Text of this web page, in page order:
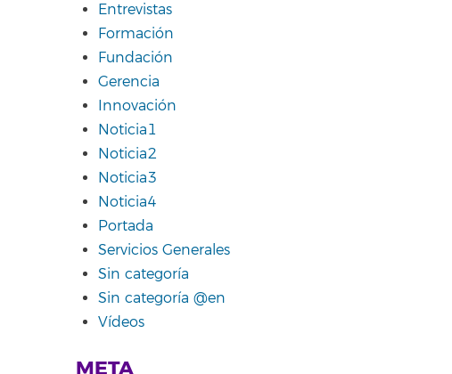
Entrevistas
Formación
Fundación
Gerencia
Innovación
Noticia1
Noticia2
Noticia3
Noticia4
Portada
Servicios Generales
Sin categoría
Sin categoría @en
Vídeos
META